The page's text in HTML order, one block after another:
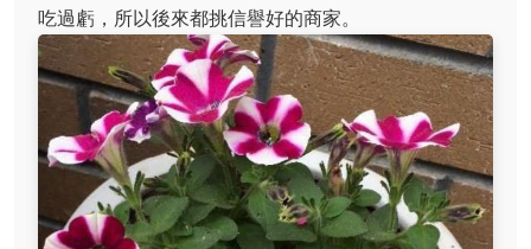
吃過虧，所以後來都挑信譽好的商家。